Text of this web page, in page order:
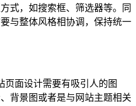
式，如搜索框、筛选器等。同
与整体风格相协调，保持统一
页面设计需要有吸引人的图
背景图或者是与网站主题相关